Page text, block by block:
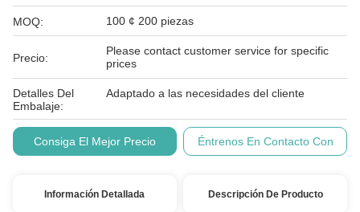
MOQ: 100 ¢ 200 piezas
Precio:
Please contact customer service for specific
prices
Detalles Del
Embalaje:
Adaptado a las necesidades del cliente
Condiciones De
Pago:Consiga El Mejor Precio Éntrenos En Contacto Con
Información Detallada Descripción De Producto